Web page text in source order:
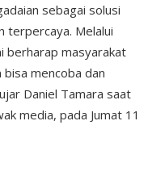
sebagai solusi
terpercaya. Melalui
berharap masyarakat
mencoba dan
Daniel Tamara saat
media, pada Jumat 11